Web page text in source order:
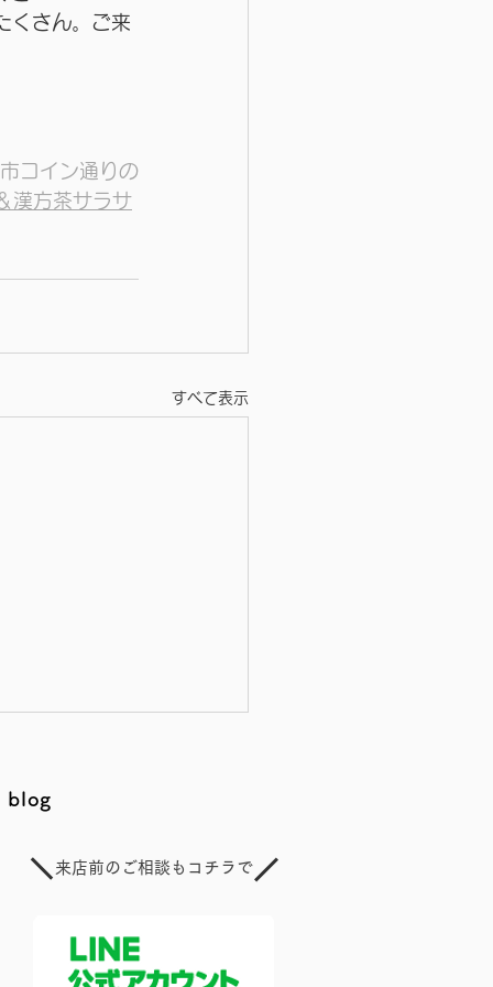
くさん。ご来
コイン通りの
漢方茶サラサ
すべて表示
思春期の女の子にとっ
な「タンパク質」の話
blog
来店前のご相談もコチラで